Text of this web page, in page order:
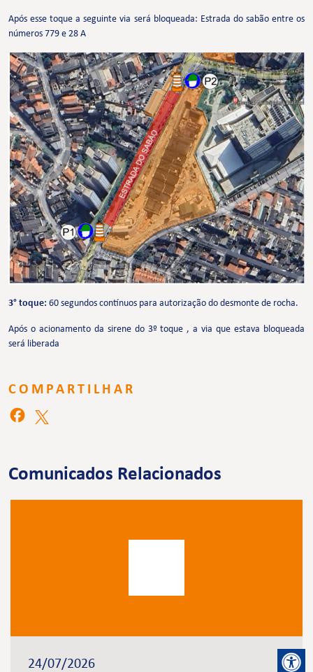
Após esse toque a seguinte via será bloqueada: Estrada do sabão entre os
números 779 e 28 A
3° toque: 60 segundos contínuos para autorização do desmonte de rocha.
Após o acionamento da sirene do 3º toque , a via que estava bloqueada
será liberada
COMPARTILHAR
Comunicados Relacionados
24/07/2026